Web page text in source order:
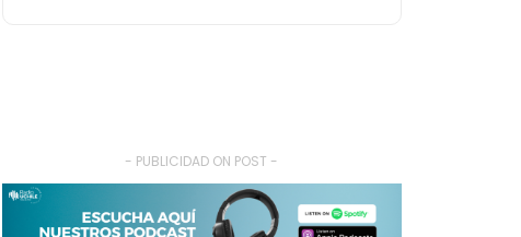
- PUBLICIDAD ON POST -